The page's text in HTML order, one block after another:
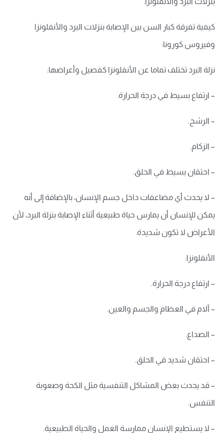
كيفية تفرقة كبار السن بين الإصابة بنزلات البرد والأنفلونزا
وفيروس كورونا:
نزلة البرد تختلف تماما عن الأنفلونزا كفصيل وأعراضها:
– ارتفاع بسيط في درجة الحرارة.
– الرشح.
– الزكام.
– احتقان بسيط في الحلق.
– لا يحدث أي مضاعفات داخل جسم الإنسان، بالإضافة إلى أنه
يمكن للإنسان أن يمارس حياة طبيعية أثناء الإصابة بنزلة البرد، لأن
الأعراض لا تكون شديدة.
الأنفلونزا:
– ارتفاع درجة الحرارة.
– آلام في العظام والجسم والعين.
– الصداع.
– احتقان شديد في الحلق.
– قد يحدث بعض المشاكل التنفسية مثل الكحة وصعوبة
التنفس.
– لا يستطيع الإنسان ممارسة العمل والحياة الطبيعية.